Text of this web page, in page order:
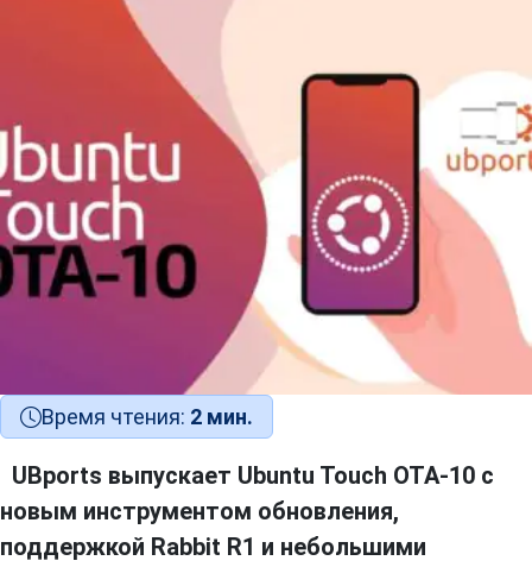
Время чтения: 2 мин.
UBports выпускает Ubuntu Touch OTA-10 с
новым инструментом обновления,
поддержкой Rabbit R1 и небольшими